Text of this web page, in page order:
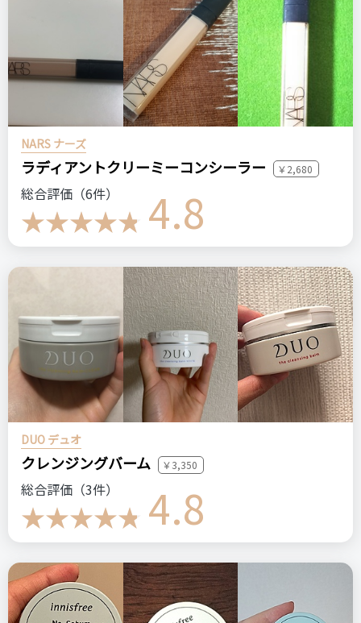
NARS ナーズ
ラディアントクリーミーコンシーラー ￥2,680
総合評価（6件） 4.8
DUO デュオ
クレンジングバーム ￥3,350
総合評価（3件） 4.8